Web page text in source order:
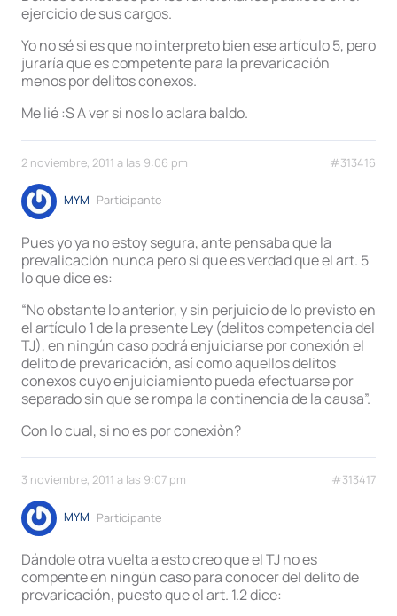
ejercicio de sus cargos.
Yo no sé si es que no interpreto bien ese artículo 5, pero
juraría que es competente para la prevaricación
menos por delitos conexos.
Me lié :S A ver si nos lo aclara baldo.
2 noviembre, 2011 a las 9:06 pm #313416
MYM Participante
Pues yo ya no estoy segura, ante pensaba que la
prevalicación nunca pero si que es verdad que el art. 5
lo que dice es:
“No obstante lo anterior, y sin perjuicio de lo previsto en
el artículo 1 de la presente Ley (delitos competencia del
TJ), en ningún caso podrá enjuiciarse por conexión el
delito de prevaricación, así como aquellos delitos
conexos cuyo enjuiciamiento pueda efectuarse por
separado sin que se rompa la continencia de la causa”.
Con lo cual, si no es por conexiòn?
3 noviembre, 2011 a las 9:07 pm #313417
MYM Participante
Dándole otra vuelta a esto creo que el TJ no es
compente en ningún caso para conocer del delito de
prevaricación, puesto que el art. 1.2 dice: